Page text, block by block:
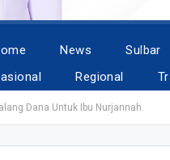
News Sulbar
Regional
Dana Untuk Ibu Nurjannah